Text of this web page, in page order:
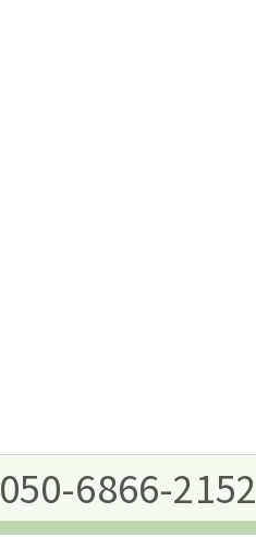
050-6866-2152